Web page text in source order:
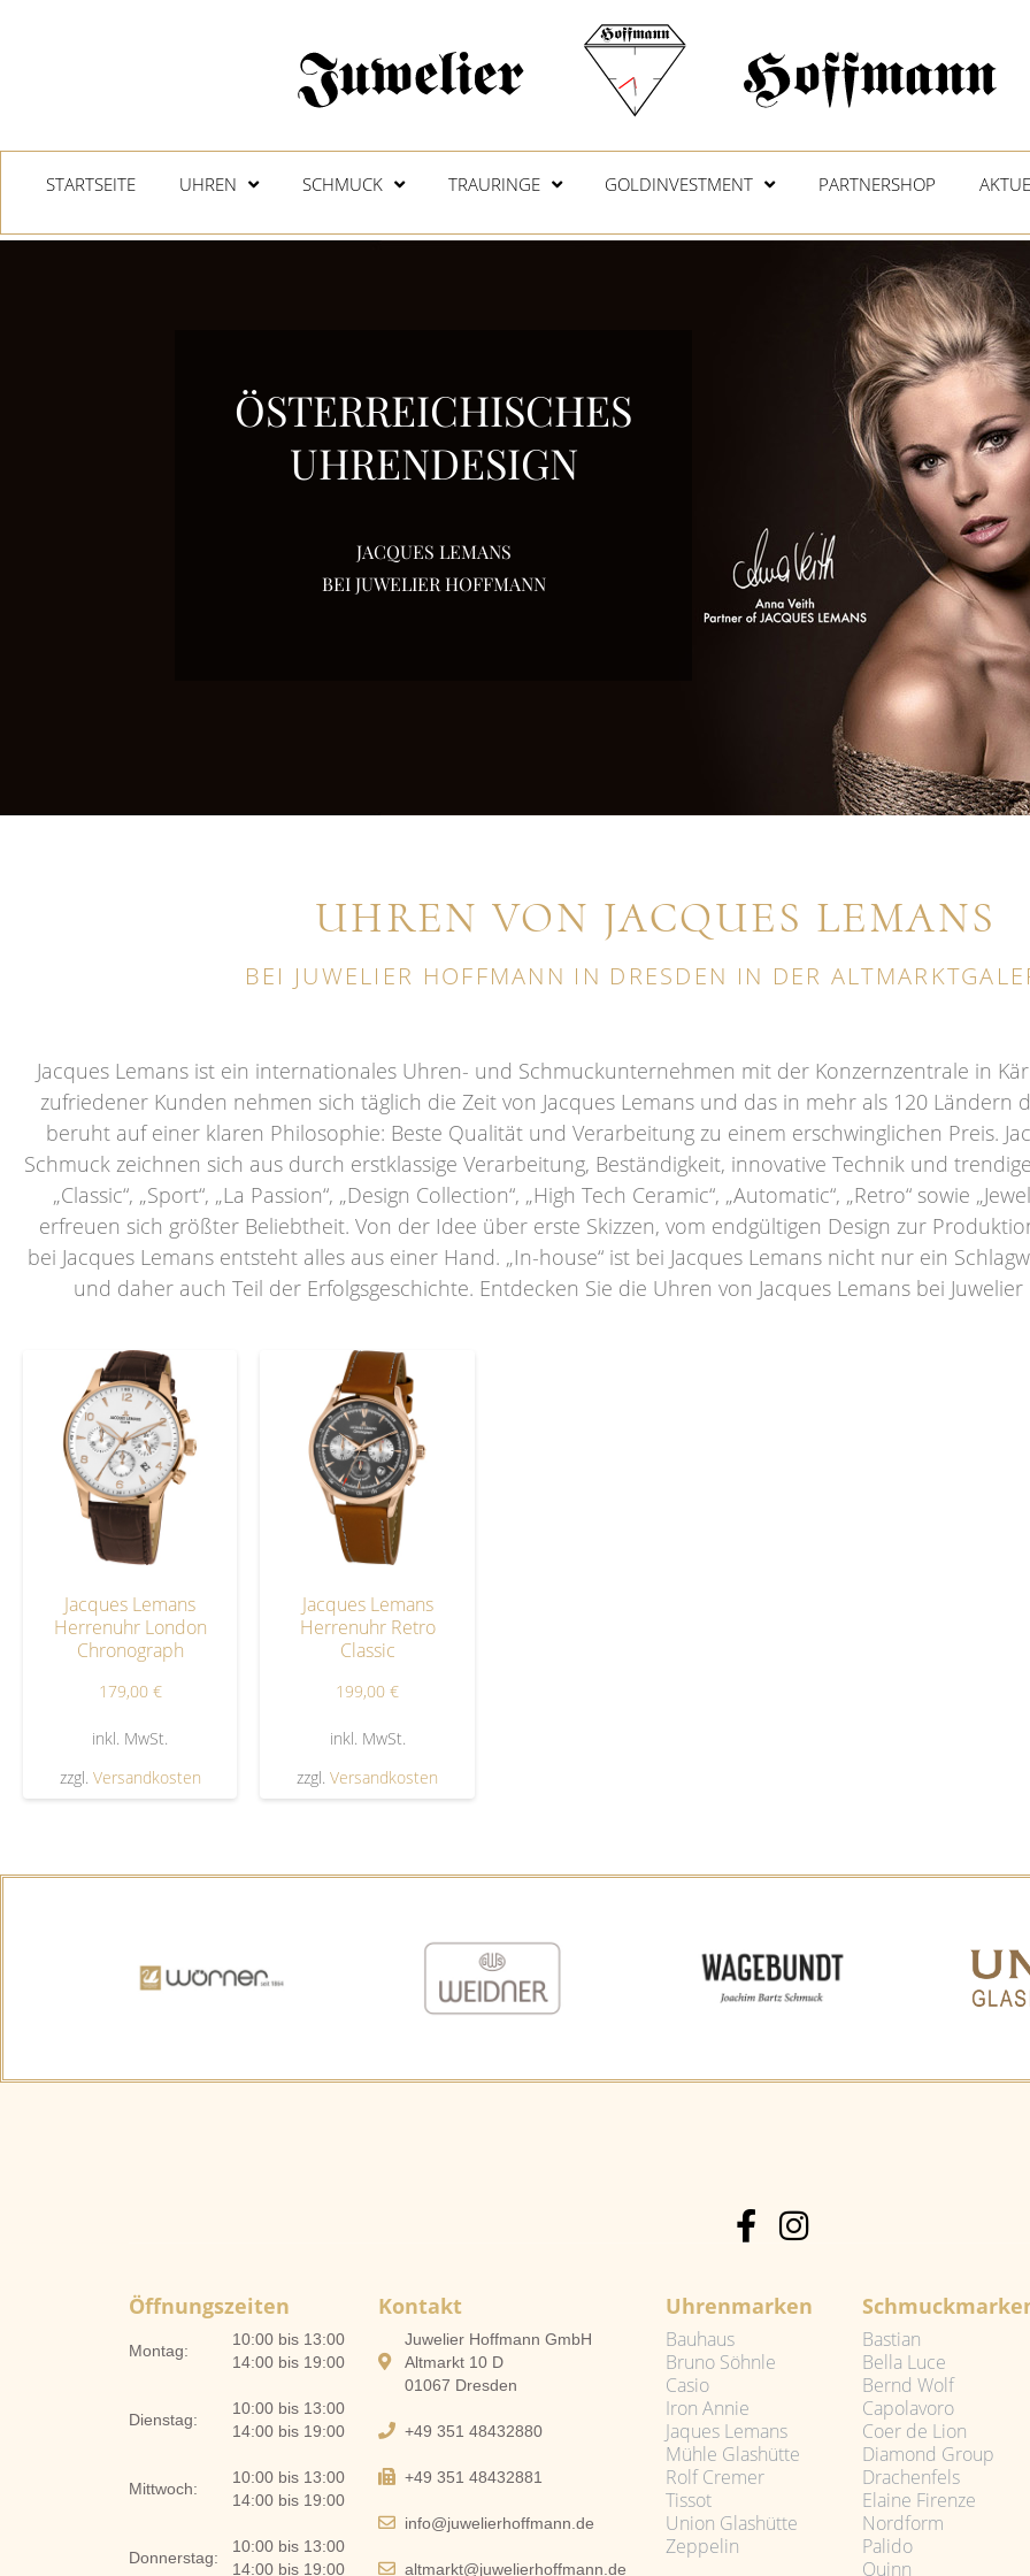
STARTSEITE UHREN SCHMUCK TRAURINGE GOLDINVESTMENT PARTNERSHOP
ÖSTERREICHISCHES
UHRENDESIGN
JACQUES LEMANS
BEI JUWELIER HOFFMANN
UHREN VON JACQUES LEMANS
BEI JUWELIER HOFFMANN IN DRESDEN IN DER
Jacques Lemans ist ein internationales Uhren- und Schmuckunternehmen mit der Konzernzentrale in
zufriedener Kunden nehmen sich täglich die Zeit von Jacques Lemans und das in mehr als 120 Ländern
beruht auf einer klaren Philosophie: Beste Qualität und Verarbeitung zu einem erschwinglichen Preis.
Schmuck zeichnen sich aus durch erstklassige Verarbeitung, Beständigkeit, innovative Technik und
„Classic“, „Sport“, „La Passion“, „Design Collection“, „High Tech Ceramic“, „Automatic“, „Retro“ sowie
erfreuen sich größter Beliebtheit. Von der Idee über erste Skizzen, vom endgültigen Design zur
bei Jacques Lemans entsteht alles aus einer Hand. „In-house“ ist bei Jacques Lemans nicht nur ein
und daher auch Teil der Erfolgsgeschichte. Entdecken Sie die Uhren von Jacques Lemans bei
Jacques Lemans
Herrenuhr London
Chronograph
179,00 €
inkl. MwSt.
zzgl. Versandkosten
Jacques Lemans
Herrenuhr Retro
Classic
199,00€
inkl. MwSt.
zzgl.Versandkosten
Öffnungszeiten
Montag:
10:00 bis 13:00
14:00 bis 19:00
Dienstag:
10:00 bis 13:00
14:00 bis 19:00
Mittwoch:
10:00 bis 13:00
14:00 bis 19:00
Donnerstag:
10:00 bis 13:00
14:00 bis 19:00
Kontakt
Juwelier Hoffmann GmbH
Altmarkt 10 D
01067 Dresden
+49 351 48432880
+49 351 48432881
info@juwelierhoffmann.de
altmarkt@juwelierhoffmann.de
Uhrenmarken
Bauhaus
Bruno Söhnle
Casio
Iron Annie
Jaques Lemans
Mühle Glashütte
Rolf Cremer
Tissot
Union Glashütte
Zeppelin
Bastian
Bella Luce
Bernd Wolf
Capolavoro
Coer de Lion
Diamond Group
Drachenfels
Elaine Firenze
Nordform
Palido
Quinn